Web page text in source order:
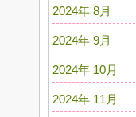
2024年 8月
2024年 9月
2024年 10月
2024年 11月